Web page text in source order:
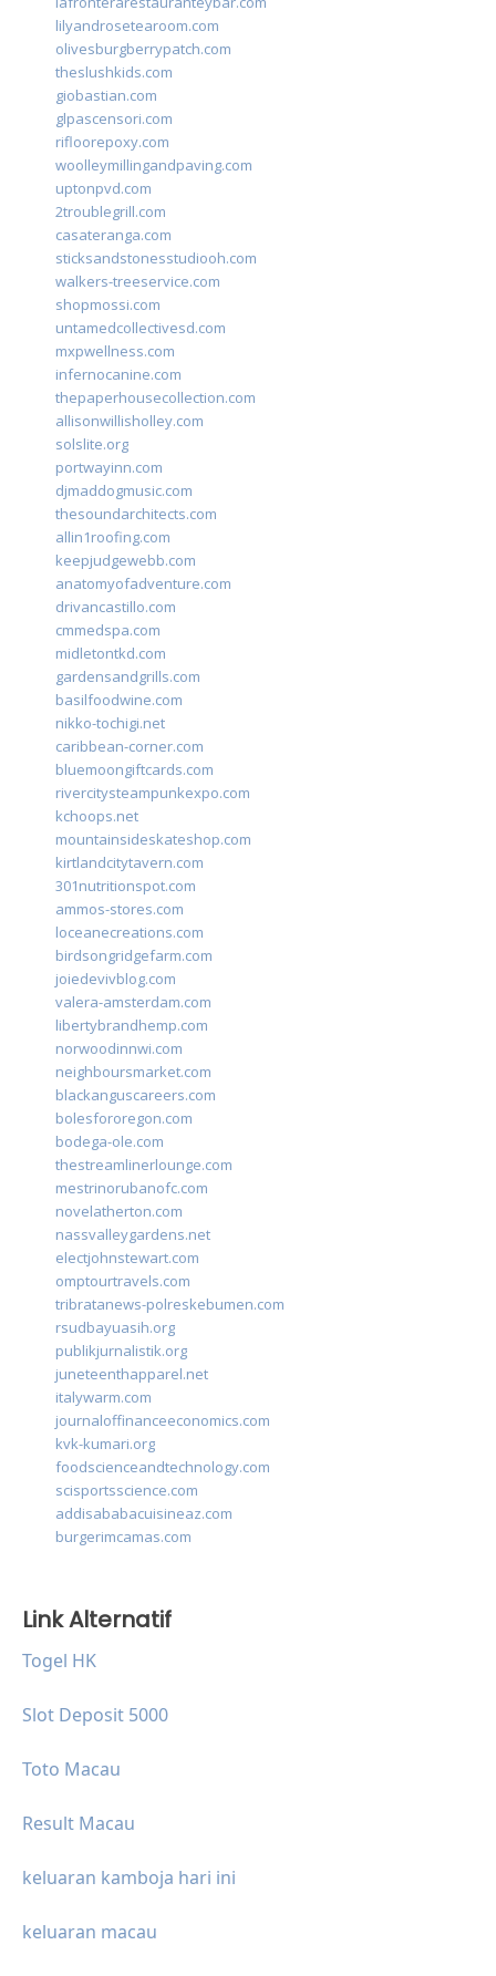
lilyandrosetearoom.com
olivesburgberrypatch.com
theslushkids.com
giobastian.com
glpascensori.com
rifloorepoxy.com
woolleymillingandpaving.com
uptonpvd.com
2troublegrill.com
casateranga.com
sticksandstonesstudiooh.com
walkers-treeservice.com
shopmossi.com
untamedcollectivesd.com
mxpwellness.com
infernocanine.com
thepaperhousecollection.com
allisonwillisholley.com
solslite.org
portwayinn.com
djmaddogmusic.com
thesoundarchitects.com
allin1roofing.com
keepjudgewebb.com
anatomyofadventure.com
drivancastillo.com
cmmedspa.com
midletontkd.com
gardensandgrills.com
basilfoodwine.com
nikko-tochigi.net
caribbean-corner.com
bluemoongiftcards.com
rivercitysteampunkexpo.com
kchoops.net
mountainsideskateshop.com
kirtlandcitytavern.com
301nutritionspot.com
ammos-stores.com
loceanecreations.com
birdsongridgefarm.com
joiedevivblog.com
valera-amsterdam.com
libertybrandhemp.com
norwoodinnwi.com
neighboursmarket.com
blackanguscareers.com
bolesfororegon.com
bodega-ole.com
thestreamlinerlounge.com
mestrinorubanofc.com
novelatherton.com
nassvalleygardens.net
electjohnstewart.com
omptourtravels.com
tribratanews-polreskebumen.com
rsudbayuasih.org
publikjurnalistik.org
juneteenthapparel.net
italywarm.com
journaloffinanceeconomics.com
kvk-kumari.org
foodscienceandtechnology.com
scisportsscience.com
addisababacuisineaz.com
burgerimcamas.com
Link Alternatif
Togel HK
Slot Deposit 5000
Toto Macau
Result Macau
keluaran kamboja hari ini
keluaran macau